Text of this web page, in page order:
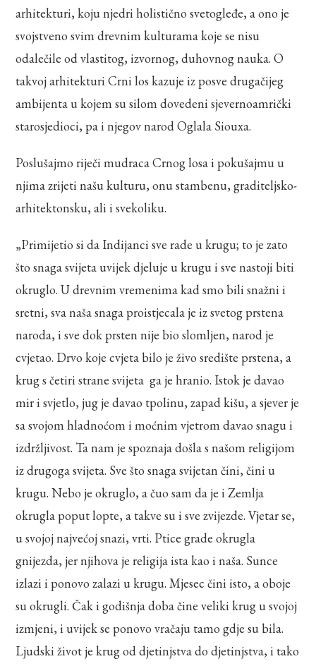
arhitekturi, koju njedri holistično svetogleđe, a ono je
svojstveno svim drevnim kulturama koje se nisu
odalečile od vlastitog, izvornog, duhovnog nauka. O
takvoj arhitekturi Crni los kazuje iz posve drugačijeg
ambijenta u kojem su silom dovedeni sjevernoamrički
starosjedioci, pa i njegov narod Oglala Siouxa.
Poslušajmo riječi mudraca Crnog losa i pokušajmu u
njima zrijeti našu kulturu, onu stambenu, graditeljsko-
arhitektonsku, ali i svekoliku.
„Primijetio si da Indijanci sve rade u krugu; to je zato
što snaga svijeta uvijek djeluje u krugu i sve nastoji biti
okruglo. U drevnim vremenima kad smo bili snažni i
sretni, sva naša snaga proistjecala je iz svetog prstena
naroda, i sve dok prsten nije bio slomljen, narod je
cvjetao. Drvo koje cvjeta bilo je živo središte prstena, a
krug s četiri strane svijeta ga je hranio. Istok je davao
mir i svjetlo, jug je davao tpolinu, zapad kišu, a sjever je
sa svojom hladnoćom i moćnim vjetrom davao snagu i
izdržljivost. Ta nam je spoznaja došla s našom religijom
iz drugoga svijeta. Sve što snaga svijetan čini, čini u
krugu. Nebo je okruglo, a čuo sam da je i Zemlja
okrugla poput lopte, a takve su i sve zvijezde. Vjetar se,
u svojoj najvećoj snazi, vrti. Ptice grade okrugla
gnijezda, jer njihova je religija ista kao i naša. Sunce
izlazi i ponovo zalazi u krugu. Mjesec čini isto, a oboje
su okrugli. Čak i godišnja doba čine veliki krug u svojoj
izmjeni, i uvijek se ponovo vračaju tamo gdje su bila.
Ljudski život je krug od djetinjstva do djetinjstva, i tako